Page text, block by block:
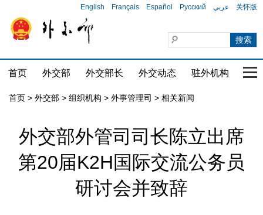
English Français Español Русский عربي 关怀版
首页 外交部 外交部长 外交动态 驻外机构 国
首页 > 外交部 > 组织机构 > 外事管理司 > 相关新闻
外交部外管司司长陈立出席
第20届K2H国际交流公务员
研讨会并致辞